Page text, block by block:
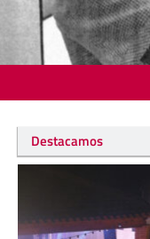
Destacamos